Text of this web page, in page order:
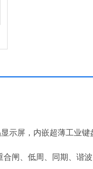
示屏，内嵌超薄工业
闸、低周、同期、谐